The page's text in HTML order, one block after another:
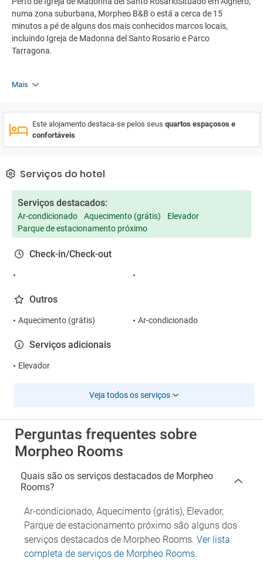
numa zona suburbana, Morpheo B&B o está a cerca de 15
minutos a pé de alguns dos mais conhecidos marcos locais,
incluindo Igreja de Madonna del Santo Rosario e Parco
Tarragona.
Mais
Este alojamento destaca-se pelos seus quartos espaçosos e
confortáveis
Serviços do hotel
Serviços destacados:
Ar-condicionado Aquecimento (grátis)
Elevador
Parque de estacionamento próximo
Check-in/Check-out
Outros
Aquecimento (grátis) Ar-condicionado
Serviços adicionais
Elevador
Veja todos os serviços
Perguntas frequentes sobre
Morpheo Rooms
Quais são os serviços destacados de Morpheo
Rooms?
Ar-condicionado, Aquecimento (grátis), Elevador,
Parque de estacionamento próximo são alguns dos
serviços destacados de Morpheo Rooms. Ver lista
completa de serviços de Morpheo Rooms.